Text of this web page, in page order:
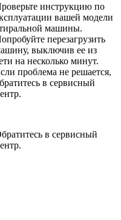
инструкцию по
вашей модели
машины.
перезагрузить
выключив ее из
на несколько минут.
проблема не решается,
в сервисный
в сервисный